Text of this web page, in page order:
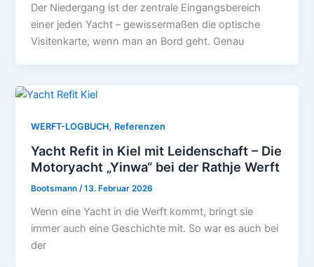
Der Niedergang ist der zentrale Eingangsbereich
einer jeden Yacht – gewissermaßen die optische
Visitenkarte, wenn man an Bord geht. Genau
WERFT-LOGBUCH, Referenzen
Yacht Refit in Kiel mit Leidenschaft – Die
Motoryacht „Yinwa“ bei der Rathje Werft
Bootsmann/13. Februar 2026
Wenn eine Yacht in die Werft kommt, bringt sie
immer auch eine Geschichte mit. So war es auch bei
der